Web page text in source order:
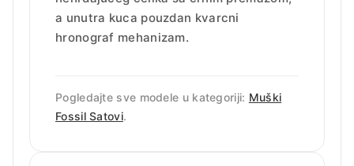
a unutra kuca pouzdan kvarcni
hronograf mehanizam.
Pogledajte sve modele u kategoriji: Muški
Fossil Satovi.